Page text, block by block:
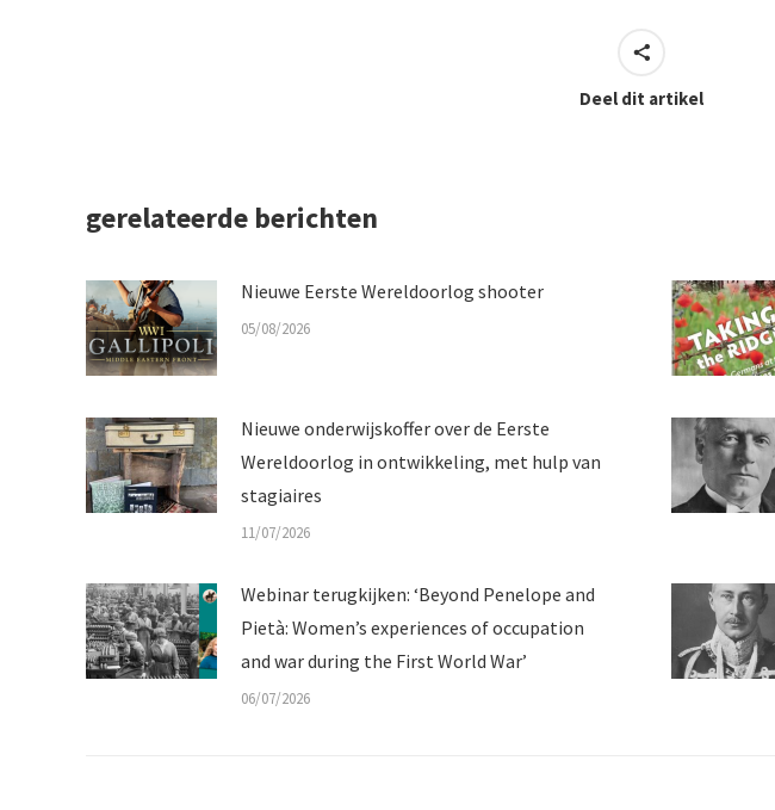
Deel dit artikel
gerelateerde berichten
Nieuwe Eerste Wereldoorlog shooter
05/08/2026
Nieuwe onderwijskoffer over de Eerste
Wereldoorlog in ontwikkeling, met hulp van
stagiaires
11/07/2026
Webinar terugkijken: ‘Beyond Penelope and
Pietà: Women’s experiences of occupation
and war during the First World War’
06/07/2026